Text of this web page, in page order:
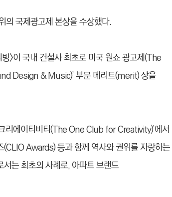
의 국제광고제 본상을 수상했다.
>이 국내 건설사 최초로 미국 원쇼 광고제(The
Design & Music)’ 부문 메리트(merit) 상을
리에이티비티(The One Club for Creativity)’에서
Awards) 등과 함께 역사와 권위를 자랑하는
는 최초의 사례로, 아파트 브랜드